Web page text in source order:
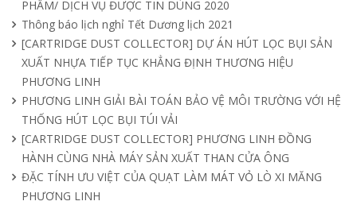
Quạt nồi hơi công nghiệp và cách phân
loại theo mục đích sử dụng chuẩn nhất
04/04/2025
PHẨM/ DỊCH VỤ ĐƯỢC TIN DÙNG 2020
Thông báo lịch nghỉ Tết Dương lịch 2021
[CARTRIDGE DUST COLLECTOR] DỰ ÁN HÚT LỌC BỤI SẢN
XUẤT NHỰA TIẾP TỤC KHẲNG ĐỊNH THƯƠNG HIỆU
PHƯƠNG LINH
PHƯƠNG LINH GIẢI BÀI TOÁN BẢO VỆ MÔI TRƯỜNG VỚI HỆ
THỐNG HÚT LỌC BỤI TÚI VẢI
[CARTRIDGE DUST COLLECTOR] PHƯƠNG LINH ĐỒNG
HÀNH CÙNG NHÀ MÁY SẢN XUẤT THAN CỬA ÔNG
ĐẶC TÍNH ƯU VIỆT CỦA QUẠT LÀM MÁT VỎ LÒ XI MĂNG
PHƯƠNG LINH